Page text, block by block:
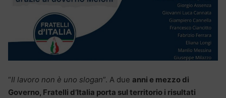
“Il lavoro non è uno slogan”. A due anni e mezzo di
Governo, Fratelli d’Italia porta sul territorio i risultati